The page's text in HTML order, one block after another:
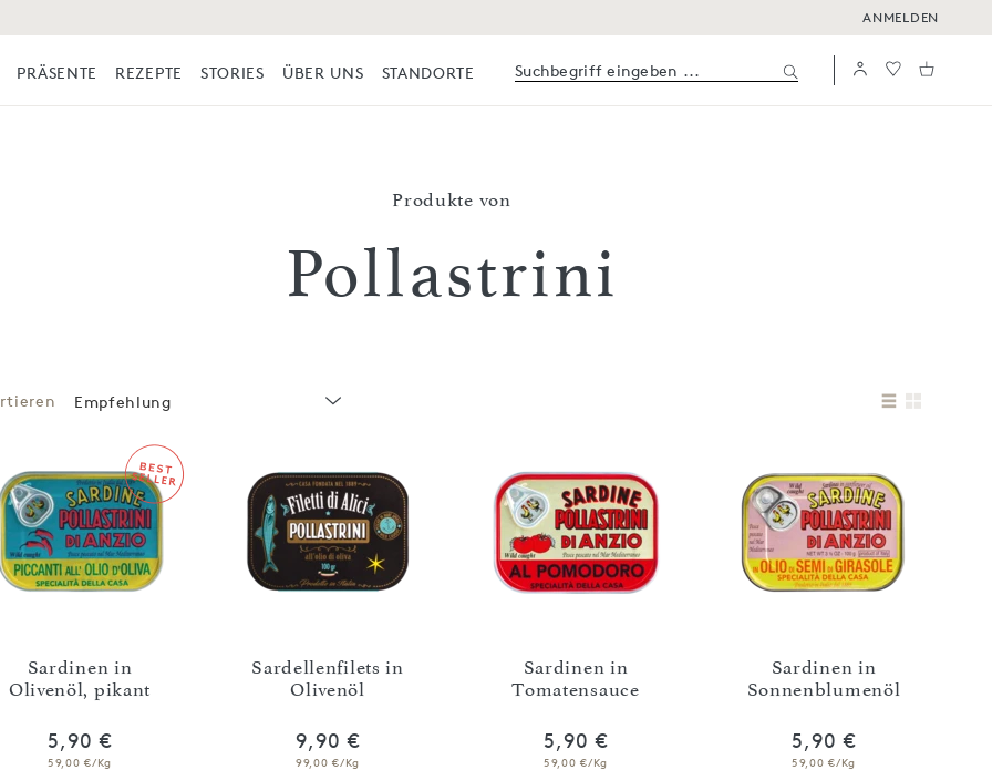
ANMELDEN
PRÄSENTE REZEPTE STORIES ÜBER UNS STANDORTE
Produkte von
Pollastrini
Empfehlung
Sardinen in
Olivenöl, pikant
5,90 €
59,00 €/Kg
Sardellenfilets in
Olivenöl
9,90 €
99,00 €/Kg
Sardinen in
Tomatensauce
5,90 €
59,00 €/Kg
Sardinen in
Sonnenblumenöl
5,90 €
59,00 €/Kg